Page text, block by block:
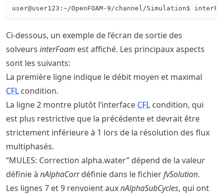
user@user123:~/OpenFOAM-9/channel/Simulation$
Ci-dessous, un exemple de l’écran de sortie des
solveurs interFoam est affiché. Les principaux aspects
sont les suivants:
La première ligne indique le débit moyen et maximal
CFL condition.
La ligne 2 montre plutôt l’interface CFL condition, qui
est plus restrictive que la précédente et devrait être
strictement inférieure à 1 lors de la résolution des flux
multiphasés.
“MULES: Correction alpha.water” dépend de la valeur
définie à nAlphaCorrdéfinie dans le fichierfvSolution.
Les lignes 7 et 9 renvoient auxnAlphaSubCycles, qui ont